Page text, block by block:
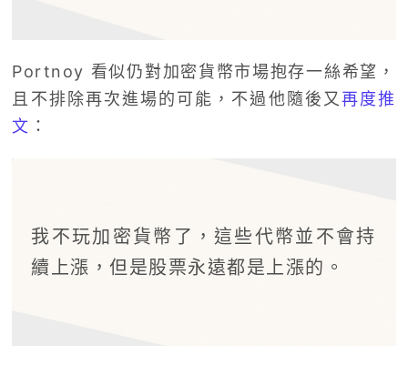
Portnoy 看似仍對加密貨幣市場抱存一絲希望，
且不排除再次進場的可能，不過他隨後又再度推
文 ：
我不玩加密貨幣了，這些代幣並不會持
續上漲，但是股票永遠都是上漲的。